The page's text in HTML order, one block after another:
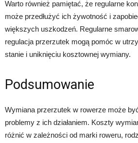
Warto również pamiętać, że regularne
może przedłużyć ich żywotność i
większych uszkodzeń. Regularne
regulacja przerzutek mogą pomóc w
stanie i uniknięciu kosztownej wymiany.
Podsumowanie
Wymiana przerzutek w rowerze może
problemy z ich działaniem. Koszty
różnić w zależności od marki roweru,